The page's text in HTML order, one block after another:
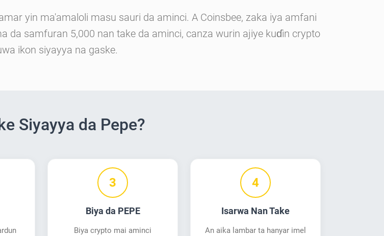
yin ma'amaloli masu sauri da aminci. A Coinsbee, zaka iya amfani
da samfuran 5,000 nan take da aminci, canza wurin ajiye kuɗin crypto
ikon siyayya na gaske.
Siyayya da Pepe?
3
Biya da PEPE
Biya crypto mai aminci
4
Isarwa Nan Take
An aika lambar ta hanyar imel